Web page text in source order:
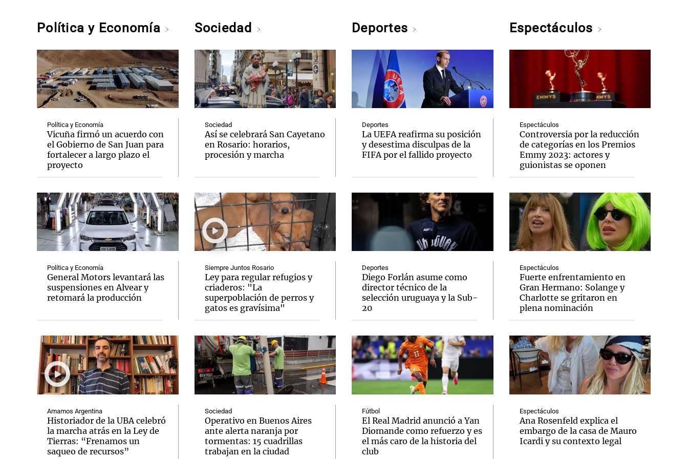
Política y Economía
Política y Economía
Vicuña firmó un acuerdo con
el Gobierno de San Juan para
fortalecer a largo plazo el
proyecto
Política y Economía
General Motors levantará las
suspensiones en Alvear y
retomará la producción
Amamos Argentina
Historiador de la UBA celebró
la marcha atrás en la Ley de
Tierras: “Frenamos un
saqueo de recursos”
Sociedad
Sociedad
Así se celebrará San Cayetano
en Rosario: horarios,
procesión y marcha
Siempre Juntos Rosario
Ley para regular refugios y
criaderos: "La
superpoblación de perros y
gatos es gravísima"
Sociedad
Operativo en Buenos Aires
ante alerta naranja por
tormentas: 15 cuadrillas
trabajan en la ciudad
Deportes
Deportes
La UEFA reafirma su posición
y desestima disculpas de la
FIFA por el fallido proyecto
Deportes
Diego Forlán asume como
director técnico de la
selección uruguaya y la Sub-
20
Fútbol
El Real Madrid anunció a Yan
Diomande como refuerzo y es
el más caro de la historia del
club
Espectáculos
Espectáculos
Controversia por la reducción
de categorías en los Premios
Emmy 2023: actores y
guionistas se oponen
Espectáculos
Fuerte enfrentamiento en
Gran Hermano: Solange y
Charlotte se gritaron en
plena nominación
Espectáculos
Ana Rosenfeld explica el
embargo de la casa de Mauro
Icardi y su contexto legal
Notas Notas
El huracán de Arequito
Notas
Cadena 3 en Groenlandia
Notas